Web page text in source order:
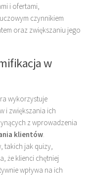
i ofertami,
czynnikiem
oraz zwiększaniu jego
w
wykorzystuje
i zwiększania ich
z wprowadzenia
klientów.
takich jak quizy,
że klienci chętniej
wpływa na ich